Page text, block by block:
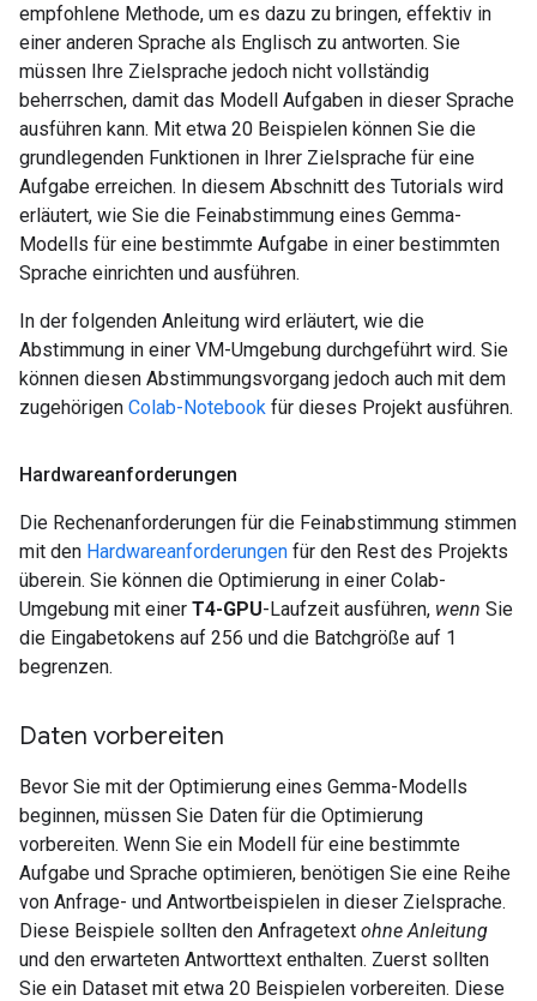
empfohlene Methode, um es dazu zu bringen, effektiv in
einer anderen Sprache als Englisch zu antworten. Sie
müssen Ihre Zielsprache jedoch nicht vollständig
beherrschen, damit das Modell Aufgaben in dieser Sprache
ausführen kann. Mit etwa 20 Beispielen können Sie die
grundlegenden Funktionen in Ihrer Zielsprache für eine
Aufgabe erreichen. In diesem Abschnitt des Tutorials wird
erläutert, wie Sie die Feinabstimmung eines Gemma-
Modells für eine bestimmte Aufgabe in einer bestimmten
Sprache einrichten und ausführen.
In der folgenden Anleitung wird erläutert, wie die
Abstimmung in einer VM-Umgebung durchgeführt wird. Sie
können diesen Abstimmungsvorgang jedoch auch mit dem
zugehörigen Colab-Notebook für dieses Projekt ausführen.
Hardwareanforderungen
Die Rechenanforderungen für die Feinabstimmung stimmen
mit den Hardwareanforderungen für den Rest des Projekts
überein. Sie können die Optimierung in einer Colab-
Umgebung mit einer T4-GPU-Laufzeit ausführen, wenn Sie
die Eingabetokens auf 256 und die Batchgröße auf 1
begrenzen.
Daten vorbereiten
Bevor Sie mit der Optimierung eines Gemma-Modells
beginnen, müssen Sie Daten für die Optimierung
vorbereiten. Wenn Sie ein Modell für eine bestimmte
Aufgabe und Sprache optimieren, benötigen Sie eine Reihe
von Anfrage- und Antwortbeispielen in dieser Zielsprache.
Diese Beispiele sollten den Anfragetext ohne Anleitung
und den erwarteten Antworttext enthalten. Zuerst sollten
Sie ein Dataset mit etwa 20 Beispielen vorbereiten. Diese